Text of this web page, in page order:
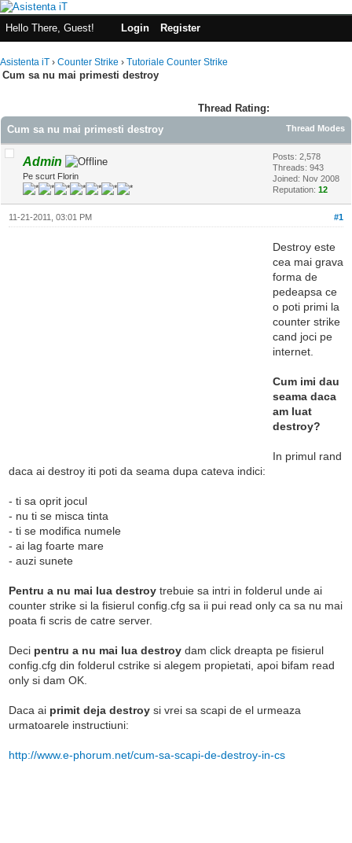
Hello There, Guest! Login Register
Asistenta iT › Counter Strike › Tutoriale Counter Strike
Cum sa nu mai primesti destroy
Thread Rating:
Thread Modes
Cum sa nu mai primesti destroy
Admin
Pe scurt Florin
Posts: 2,578
Threads: 943
Joined: Nov 2008
Reputation: 12
#1
11-21-2011, 03:01 PM
Destroy este
cea mai grava
forma de
pedeapsa ce
o poti primi la
counter strike
cand joci pe
internet.
Cum imi dau
seama daca
am luat
destroy?
In primul rand
daca ai destroy iti poti da seama dupa cateva indici:
- ti sa oprit jocul
- nu ti se misca tinta
- ti se modifica numele
- ai lag foarte mare
- auzi sunete
Pentru a nu mai lua destroy trebuie sa intri in folderul unde ai
counter strike si la fisierul config.cfg sa ii pui read only ca sa nu mai
poata fi scris de catre server.
Deci pentru a nu mai lua destroy dam click dreapta pe fisierul
config.cfg din folderul cstrike si alegem propietati, apoi bifam read
only si dam OK.
Daca ai primit deja destroy si vrei sa scapi de el urmeaza
urmatoarele instructiuni:
http://www.e-phorum.net/cum-sa-scapi-de-destroy-in-cs